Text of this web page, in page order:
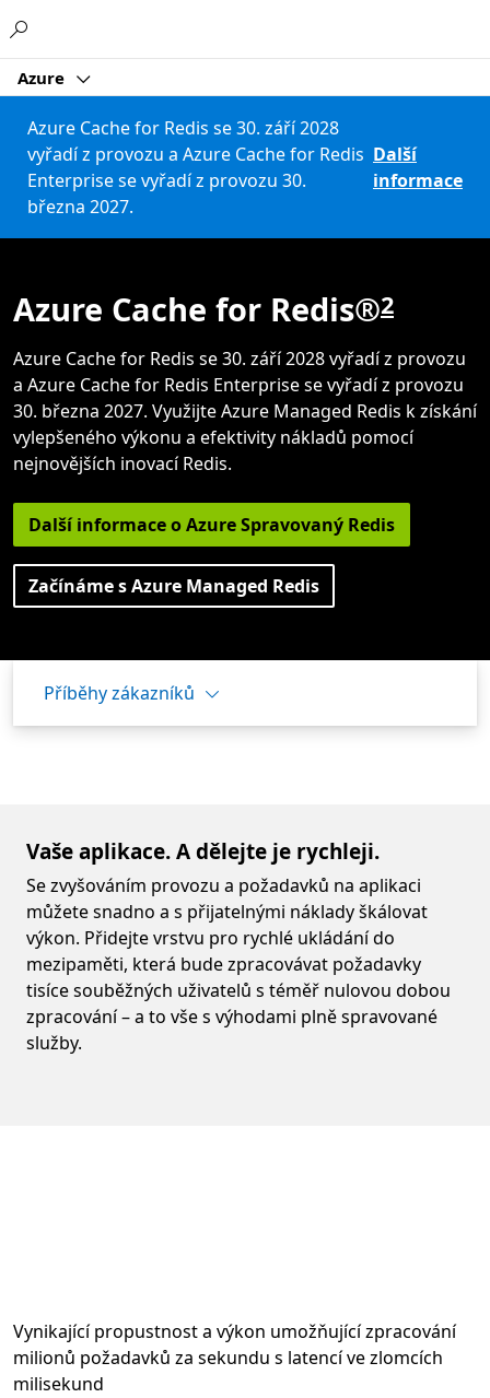
Azure
Azure Cache for Redis se 30. září 2028
vyřadí z provozu a Azure Cache for Redis
Enterprise se vyřadí z provozu 30.
března 2027.
Další
informace
Azure Cache for Redis®2
Azure Cache for Redis se 30. září 2028 vyřadí z provozu
a Azure Cache for Redis Enterprise se vyřadí z provozu
30. března 2027. Využijte Azure Managed Redis k získání
vylepšeného výkonu a efektivity nákladů pomocí
nejnovějších inovací Redis.
Další informace o Azure Spravovaný Redis
Začínáme s Azure Managed Redis
Příběhy zákazníků
Vaše aplikace. A dělejte je rychleji.
Se zvyšováním provozu a požadavků na aplikaci
můžete snadno a s přijatelnými náklady škálovat
výkon. Přidejte vrstvu pro rychlé ukládání do
mezipaměti, která bude zpracovávat požadavky
tisíce souběžných uživatelů s téměř nulovou dobou
zpracování – a to vše s výhodami plně spravované
služby.
Vynikající propustnost a výkon umožňující zpracování
milionů požadavků za sekundu s latencí ve zlomcích
milisekund